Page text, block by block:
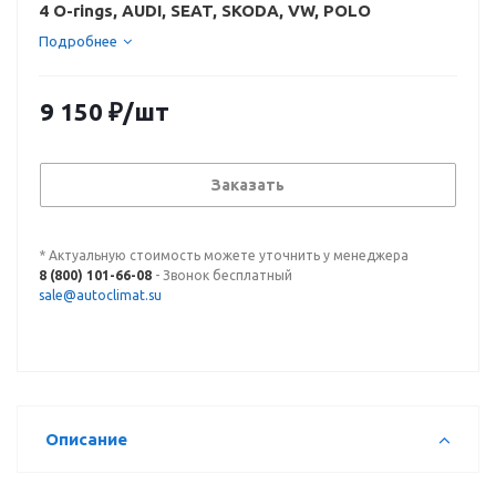
4 O-rings, AUDI, SEAT, SKODA, VW, POLO
Подробнее
9 150 ₽/шт
Заказать
* Актуальную стоимость можете уточнить у менеджера
8 (800) 101-66-08 - Звонок бесплатный
sale@autoclimat.su
Описание